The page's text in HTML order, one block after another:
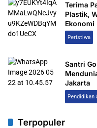
Terima
Plastik,
Ekonomi
Peristiwa
Santri
Jakarta
Pendidikan
Terpopuler